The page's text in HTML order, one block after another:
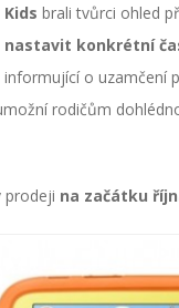
Kids brali tvůrci ohled
nastavit konkrétní
o
rodičům
prodeji na začátku